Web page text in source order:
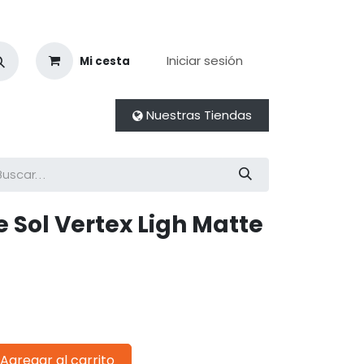
Mi cesta Iniciar sesión
Nuestras Tiendas
Vertex Ligh Matte